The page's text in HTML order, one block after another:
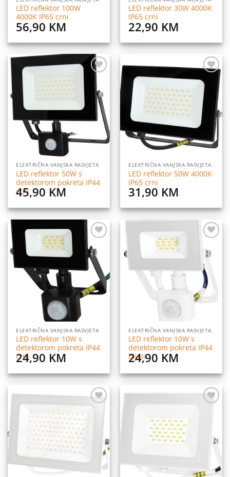
LED reflektor 100W
4000K IP65 crni
56,90 KM
LED reflektor 30W 4000K
IP65 crni
22,90 KM
Dodaj
na
listu
želja
ELEKTRIČNA VANJSKA RASVJETA
LED reflektor 50W s
detektorom pokreta IP44
crni
45,90 KM
Dodaj
listu
želja
ELEKTRIČNA VANJSKA RASVJETA
LED reflektor 50W 4000K
IP65 crni
31,90 KM
Dodaj
na
listu
želja
ELEKTRIČNA VANJSKA RASVJETA
LED reflektor 10W s
detektorom pokreta IP44
crni
24,90 KM
na
listu
želja
ELEKTRIČNA VANJSKA RASVJETA
LED reflektor 10W s
detektorom pokreta IP44
bijeli
24,90 KM